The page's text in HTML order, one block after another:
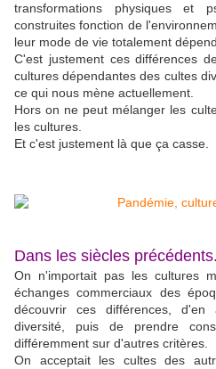
transformations physiques et
construites fonction de
leur mode de vie totalement
C'est justement ces différences
cultures dépendantes des cultes
ce qui nous mène actuellement.
Hors on ne peut mélanger les
les cultures.
Et c'est justement là que ça casse.
Dans les siècles précédents.
On n'importait pas les cultures
échanges commerciaux des
découvrir ces différences,
diversité, puis de prendre
différemment sur d'autres critères.
On acceptait les cultes des